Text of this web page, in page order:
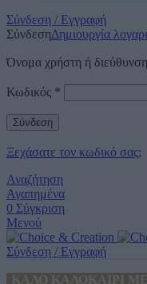
Σύνδεση / Εγγραφή
ΣύνδεσηΔημιουργία
Όνομα χρήστη ή
Κωδικός *
Σύνδεση
Ξεχάσατε τον κωδικό σας;
Αναζήτηση
Αγαπημένα
0 Σύγκριση
Μενού
Σύνδεση / Εγγραφή
ΚΑΛΟ ΚΑΛΟΚΑΙΡΙ